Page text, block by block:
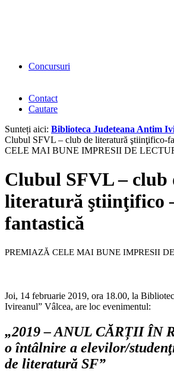
Concursuri
Contact
Cautare
Sunteți aici: Biblioteca Judeteana Antim
Clubul SFVL – club de literatură ştiinţifico-
CELE MAI BUNE IMPRESII DE
Clubul SFVL – club
literatură ştiinţifico
fantastică
PREMIAZĂ CELE MAI BUNE IMPRESII
Joi, 14 februarie 2019, ora 18.00, la
Ivireanul” Vâlcea, are loc evenimentul:
„2019 – ANUL CĂRȚII ÎN
o întâlnire a elevilor/
de literatură SF”